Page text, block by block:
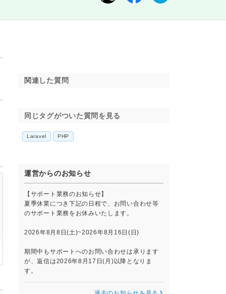
関連した質問
同じタグがついた質問を見る
Laravel PHP
運営からのお知らせ
【サポート業務のお知らせ】
夏季休業につき下記の日程で、お問い合わせ等
のサポート業務をお休みいたします。
2026年8月8日(土)~2026年8月16日(日)
期間中もサポートへのお問い合わせは承ります
が、返信は2026年8月17日(月)以降となりま
す。